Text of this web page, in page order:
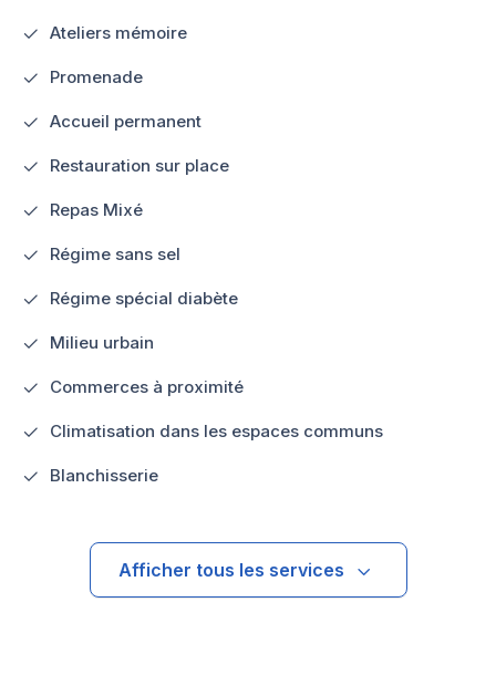
Ateliers mémoire
Promenade
Accueil permanent
Restauration sur place
Repas Mixé
Régime sans sel
Régime spécial diabète
Milieu urbain
Commerces à proximité
Climatisation dans les espaces communs
Blanchisserie
Afficher tous les services